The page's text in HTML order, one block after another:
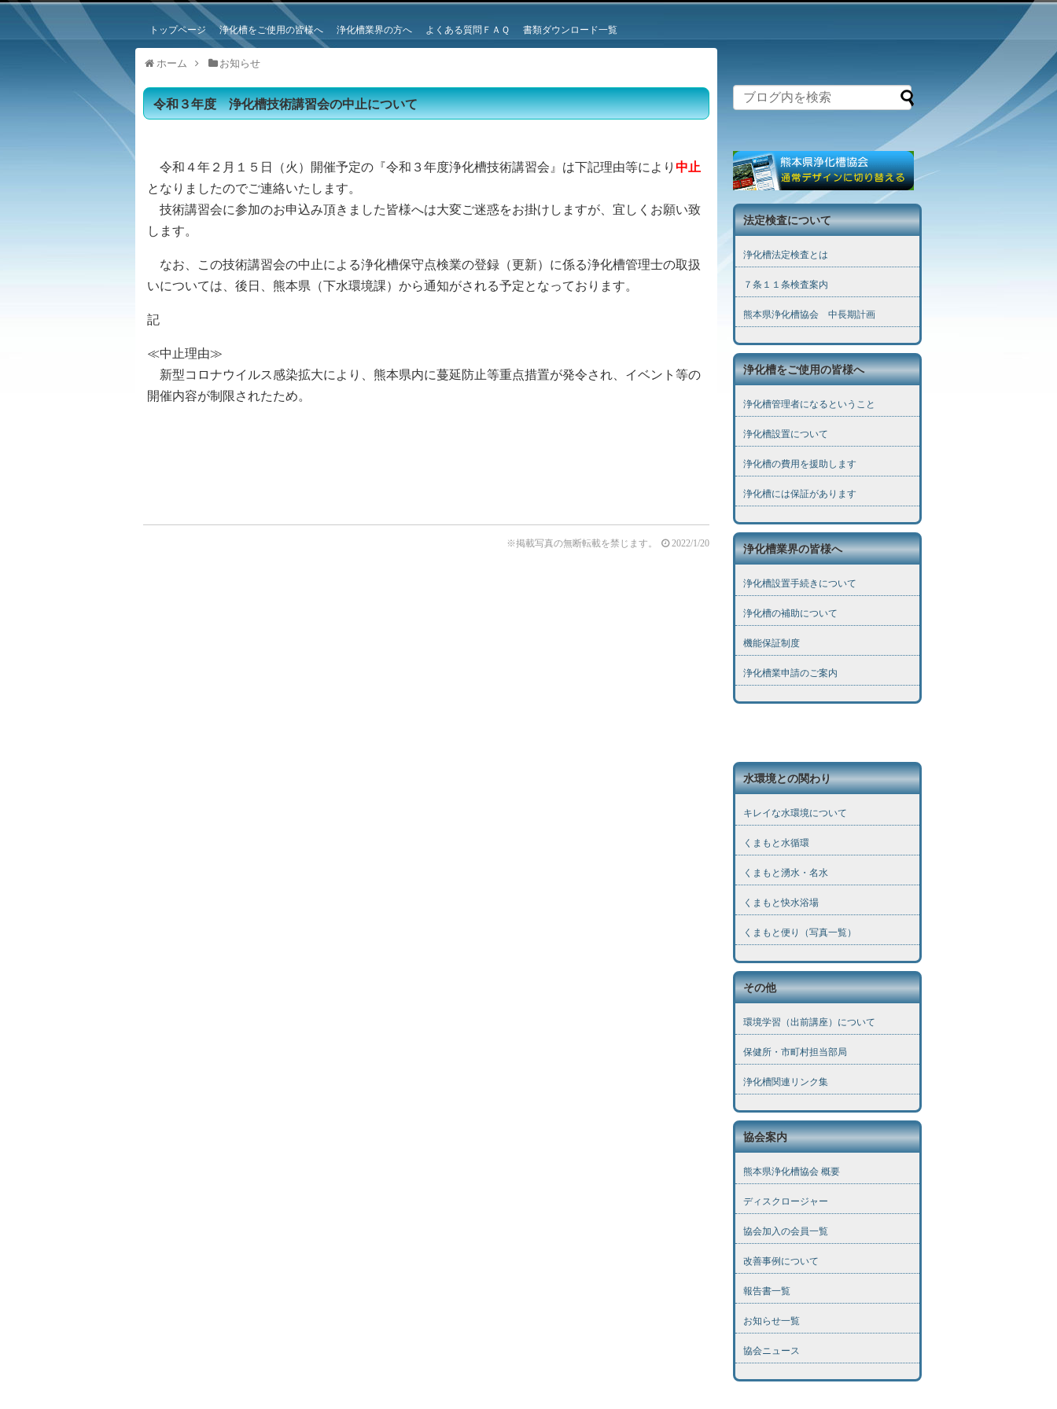
トップページ 浄化槽をご使用の皆様へ 浄化槽業界の方へ よくある質問ＦＡＱ 書類ダウンロード一覧
ホーム お知らせ
令和３年度 浄化槽技術講習会の中止について
令和４年２月１５日（火）開催予定の『令和３年度浄化槽技術講習会』は下記理由等により 中止
となりましたのでご連絡いたします。
技術講習会に参加のお申込み頂きました皆様へは大変ご迷惑をお掛けしますが、宜しくお願い致
します。
なお、この技術講習会の中止による浄化槽保守点検業の登録（更新）に係る浄化槽管理士の取扱
いについては、後日、熊本県（下水環境課）から通知がされる予定となっております。
記
≪中止理由≫
新型コロナウイルス感染拡大により、熊本県内に蔓延防止等重点措置が発令され、イベント等の
開催内容が制限されたため。
※掲載写真の無断転載を禁じます。 2022/1/20
法定検査について
浄化槽法定検査とは
７条１１条検査案内
熊本県浄化槽協会 中長期計画
浄化槽をご使用の皆様へ
浄化槽管理者になるということ
浄化槽設置について
浄化槽の費用を援助します
浄化槽には保証があります
浄化槽業界の皆様へ
浄化槽設置手続きについて
浄化槽の補助について
機能保証制度
浄化槽業申請のご案内
水環境との関わり
キレイな水環境について
くまもと水循環
くまもと湧水・名水
くまもと快水浴場
くまもと便り（写真一覧）
その他
環境学習（出前講座）について
保健所・市町村担当部局
浄化槽関連リンク集
協会案内
熊本県浄化槽協会 概要
ディスクロージャー
協会加入の会員一覧
改善事例について
報告書一覧
お知らせ一覧
協会ニュース